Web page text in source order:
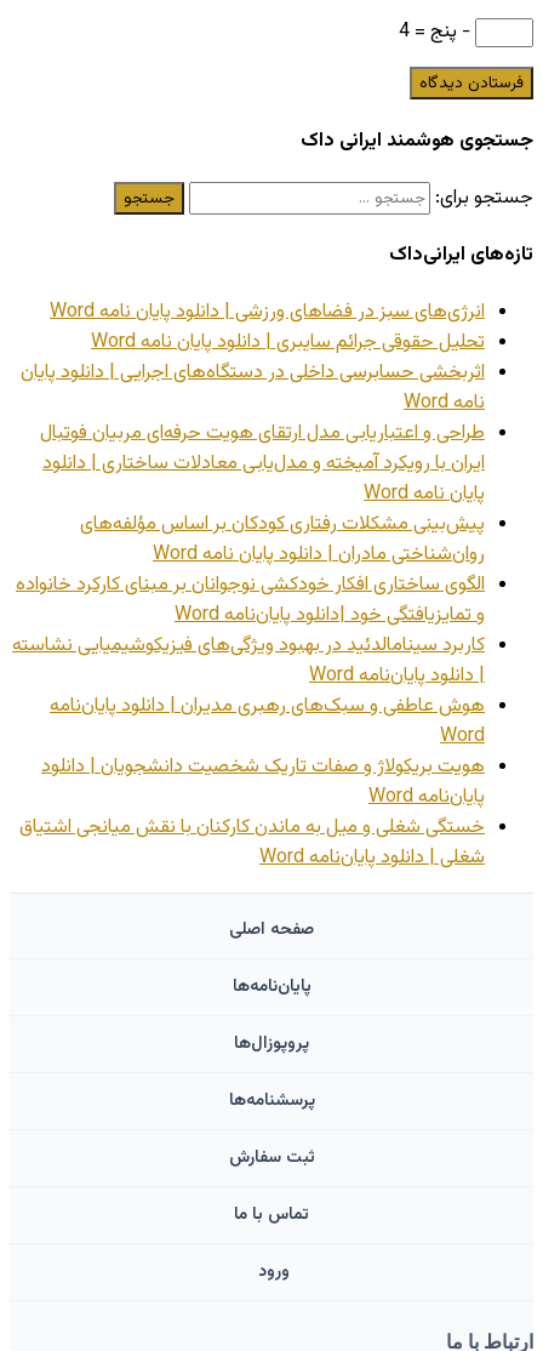
− پنج = 4
جستجوی هوشمند ایرانی داک
جستجو برای:
تازه‌های ایرانی‌داک
انرژی‌های سبز در فضاهای ورزشی | دانلود پایان نامه Word
تحلیل حقوقی جرائم سایبری | دانلود پایان نامه Word
اثربخشی حسابرسی داخلی در دستگاه‌های اجرایی | دانلود پایان
نامه Word
طراحی و اعتباریابی مدل ارتقای هویت حرفه‌ای مربیان فوتبال
ایران با رویکرد آمیخته و مدل‌یابی معادلات ساختاری | دانلود
پایان نامه Word
پیش‌بینی مشکلات رفتاری کودکان بر اساس مؤلفه‌های
روان‌شناختی مادران | دانلود پایان نامه Word
الگوی ساختاری افکار خودکشی نوجوانان بر مبنای کارکرد خانواده
و تمایزیافتگی خود |دانلود پایان‌نامه Word
کاربرد سینامالدئید در بهبود ویژگی‌های فیزیکوشیمیایی نشاسته
| دانلود پایان‌نامه Word
هوش عاطفی و سبک‌های رهبری مدیران | دانلود پایان‌نامه
Word
هویت بریکولاژ و صفات تاریک شخصیت دانشجویان | دانلود
پایان‌نامه Word
خستگی شغلی و میل به ماندن کارکنان با نقش میانجی اشتیاق
شغلی | دانلود پایان‌نامه Word
صفحه اصلی
پایان‌نامه‌ها
پروپوزال‌ها
پرسشنامه‌ها
ثبت سفارش
تماس با ما
ورود ‌
ارتباط با ما